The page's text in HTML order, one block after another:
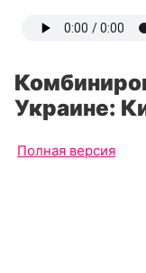
Украине:
Полная версия